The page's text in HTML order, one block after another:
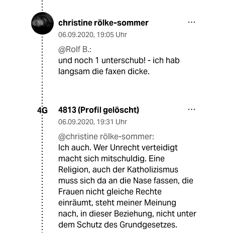
christine rölke-sommer
06.09.2020, 19:05 Uhr
@Rolf B.:
und noch 1 unterschub! - ich hab
langsam die faxen dicke.
4G 4813 (Profil gelöscht)
06.09.2020, 19:31 Uhr
@christine rölke-sommer:
Ich auch. Wer Unrecht verteidigt
macht sich mitschuldig. Eine
Religion, auch der Katholizismus
muss sich da an die Nase fassen, die
Frauen nicht gleiche Rechte
einräumt, steht meiner Meinung
nach, in dieser Beziehung, nicht unter
dem Schutz des Grundgesetzes.